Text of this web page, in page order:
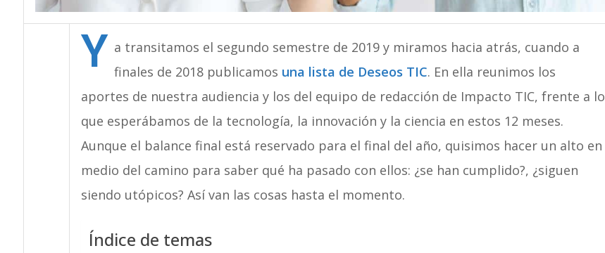
Y a transitamos el segundo semestre de 2019 y miramos hacia atrás, cuando a
finales de 2018 publicamos una lista de Deseos TIC. En ella reunimos los
aportes de nuestra audiencia y los del equipo de redacción de Impacto TIC, frente a lo
que esperábamos de la tecnología, la innovación y la ciencia en estos 12 meses.
Aunque el balance final está reservado para el final del año, quisimos hacer un alto en
medio del camino para saber qué ha pasado con ellos: ¿se han cumplido?, ¿siguen
siendo utópicos? Así van las cosas hasta el momento.
Índice de temas